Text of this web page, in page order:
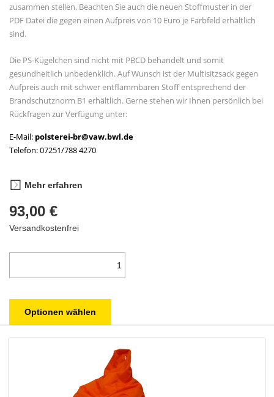
zusammen stellen. Beachten Sie auch die neuen Stoffmuster in der
PDF Datei die gegen einen Aufpreis von 10 Euro je Farbfeld erhältlich
sind.
Die PS-Kügelchen sind nicht mit PBCD behandelt und somit
gesundheitlich unbedenklich. Auf Wunsch ist der Multisitzsack gegen
Aufpreis auch mit schwer entflammbaren Stoff entsprechend der
Brandschutznorm B1 erhältlich. Gerne stehen wir Ihnen persönlich bei
Rückfragen zur Verfügung unter:
E-Mail: polsterei-br@vaw.bwl.de
Telefon: 07251/788 4270
Mehr erfahren
93,00 €
Versandkostenfrei
Optionen wählen